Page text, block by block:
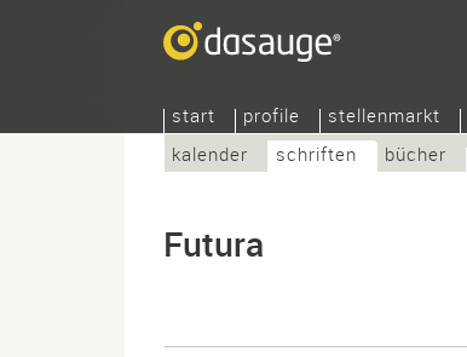
start profile stellenmarkt
kalender
schriften bücher
Futura